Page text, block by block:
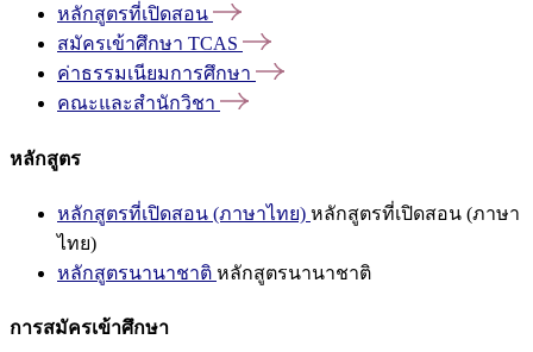
หลักสูตรที่เปิดสอน
สมัครเข้าศึกษา TCAS
ค่าธรรมเนียมการศึกษา
คณะและสำนักวิชา
หลักสูตร
หลักสูตรที่เปิดสอน (ภาษาไทย) หลักสูตรที่เปิดสอน (ภาษา
ไทย)
หลักสูตรนานาชาติ หลักสูตรนานาชาติ
การสมัครเข้าศึกษา